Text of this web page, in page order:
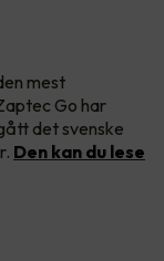
mest
Go har
det svenske
Den kan du lese